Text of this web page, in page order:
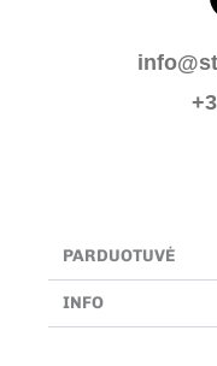
PARDUOTUVĖ
INFO